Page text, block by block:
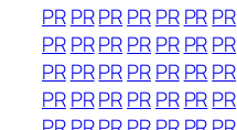
PRPRPRPRPR PRPR
PRPRPRPRPR PRPR
PRPRPRPRPR PRPR
PRPRPRPRPR PRPR